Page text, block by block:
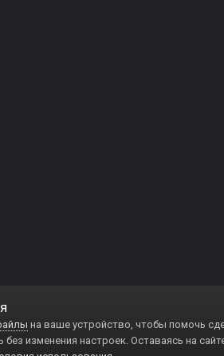
на ваше устройство, чтобы помочь
изменения настроек. Оставаясь на